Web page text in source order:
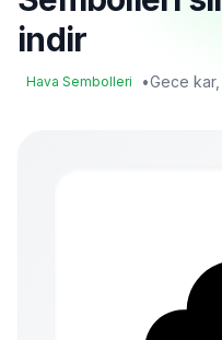
indir
Hava Sembolleri •Gece